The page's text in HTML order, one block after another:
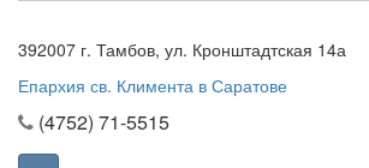
392007 г. Тамбов, ул. Кронштадтская 14а
Епархия св. Климента в Саратове
(4752) 71-5515